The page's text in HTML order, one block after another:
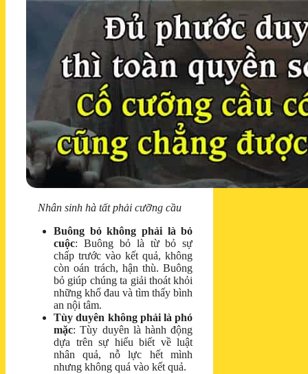
Nhân sinh hà tất phải cưỡng cầu
Buông bỏ không phải là bỏ
cuộc: Buông bỏ là từ bỏ sự
chấp trước vào kết quả, không
còn oán trách, hận thù. Buông
bỏ giúp chúng ta giải thoát khỏi
những khổ đau và tìm thấy bình
an nội tâm.
Tùy duyên không phải là phó
mặc: Tùy duyên là hành động
dựa trên sự hiểu biết về luật
nhân quả, nỗ lực hết mình
nhưng không quá vào kết quả.